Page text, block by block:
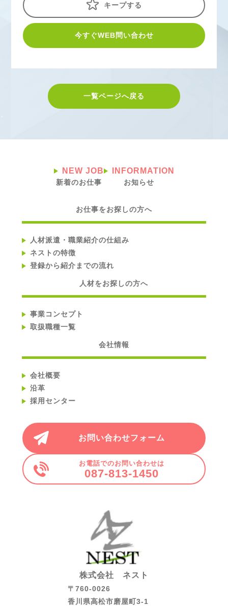
キープする
今すぐWEB問い合わせ
一覧ページへ戻る
株式会社 ネスト
〒760-0026
香川県高松市磨屋町3-1
NEW JOB
新着のお仕事
INFORMATION
お知らせ
お仕事をお探しの方へ
人材派遣・職業紹介の仕組み
ネストの特徴
登録から紹介までの流れ
人材をお探しの方へ
事業コンセプト
取扱職種一覧
会社情報
会社概要
沿革
採用センター
お問い合わせフォーム
お電話でのお問い合わせは
087-813-1450